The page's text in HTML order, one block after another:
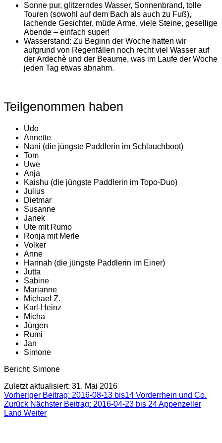
Sonne pur, glitzerndes Wasser, Sonnenbrand, tolle
Touren (sowohl auf dem Bach als auch zu Fuß),
lachende Gesichter, müde Arme, viele Steine, gesellige
Abende – einfach super!
Wasserstand: Zu Beginn der Woche hatten wir
aufgrund von Regenfällen noch recht viel Wasser auf
der Ardechè und der Beaume, was im Laufe der Woche
jeden Tag etwas abnahm.
Teilgenommen haben
Udo
Annette
Nani (die jüngste Paddlerin im Schlauchboot)
Tom
Uwe
Anja
Kaishu (die jüngste Paddlerin im Topo-Duo)
Julius
Dietmar
Susanne
Janek
Ute mit Rumo
Ronja mit Merle
Volker
Anne
Hannah (die jüngste Paddlerin im Einer)
Jutta
Sabine
Marianne
Michael Z.
Karl-Heinz
Micha
Jürgen
Rumi
Jan
Simone
Bericht: Simone
Zuletzt aktualisiert: 31. Mai 2016
Vorheriger Beitrag: 2016-08-13 bis14 Vorderrhein und Co.
Zurück Nächster Beitrag: 2016-04-23 bis 24 Appenzeller
Land Weiter